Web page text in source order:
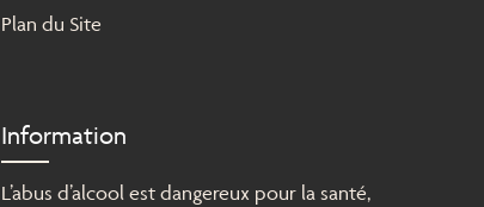
Plan du Site
Information
L’abus d’alcool est dangereux pour la santé,